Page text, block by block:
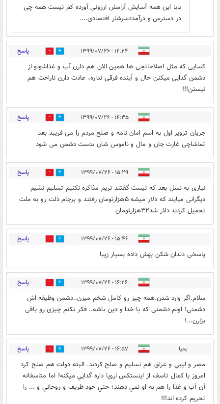
بابا این همه آسایش آرامش ارزونی آورده کم نیست همه چی
در دسترس و درآمددسرشار اقتصادی....
۱۴:۲۴ - ۱۳۹۹/۰۷/۲۶ 25 پاسخ
کسایی که مثل اصلاحاتچی ها همین الان هم دارن آب و غذاشونو از
دشمن گدایی میکنن حال و آینده فرقی نداره، عادت دارن ناراحت هم
نیستن!!!
۱۴:۳۵ - ۱۳۹۹/۰۷/۲۶ 20 پاسخ
جریان تزویر اول به اسم امان نامه و صلح مردم را می فریبد بعد
تماشاچی غارت جان و مال و ناموس شان بدست دشمن می شود
۱۵:۲۹ - ۱۳۹۹/۰۷/۲۶ 23 پاسخ
نیازی به نسل بعد که نیست گفتند نریم مذاکره نکنیم تسلیم نشیم
دیگرانی میایند که دلار میشه ۵هزارتومان رفتند و برجام ذلت رو به ملت
تحمیل کردند دلار شد۳۲هزارتومان
۱۵:۴۶ - ۱۳۹۹/۰۷/۲۶ 26 پاسخ
پاسخی دندان شکن بهش داده بسیار زیبا
۱۶:۲۶ - ۱۳۹۹/۰۷/۲۶ 9 پاسخ
سلام.اگر وارد شدن.همه چیز رو کامل شخم میزن..دشمن وظیفه اش
دشمنی! اونم دشمنی که با خدا و دین باشه.. فکر نکنم چیزی رو باقی
بزارن...!
يحيا ۱۶:۵۷ - ۱۳۹۹/۰۷/۲۶ 15 پاسخ
مصر و ليبي و عراق هم تسليم و صلح کردند. البته دولت هم صلح کرد
امروز با کمال تاسف از اينستکس اروپا داره گدايي ميکنه! اما متاسفانه
آن آب و غذا را هم به او نمي دهند؛ حتي خود ظريف و روحاني و ... را
تحريم کرده اند!!!